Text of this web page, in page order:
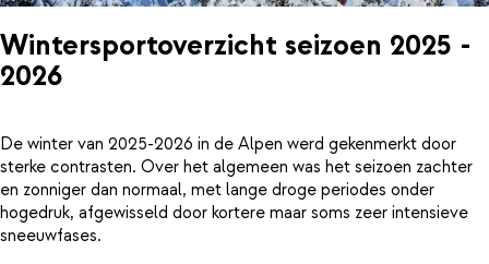
Wintersportoverzicht seizoen 2025 -
2026
De winter van 2025-2026 in de Alpen werd gekenmerkt door
sterke contrasten. Over het algemeen was het seizoen zachter
en zonniger dan normaal, met lange droge periodes onder
hogedruk, afgewisseld door kortere maar soms zeer intensieve
sneeuwfases.